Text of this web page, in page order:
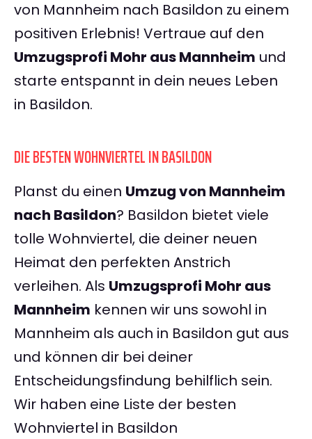
von Mannheim nach Basildon zu einem
positiven Erlebnis! Vertraue auf den
Umzugsprofi Mohr aus Mannheim und
starte entspannt in dein neues Leben
in Basildon.
DIE BESTEN WOHNVIERTEL IN BASILDON
Planst du einen Umzug von Mannheim
nach Basildon? Basildon bietet viele
tolle Wohnviertel, die deiner neuen
Heimat den perfekten Anstrich
verleihen. Als Umzugsprofi Mohr aus
Mannheim kennen wir uns sowohl in
Mannheim als auch in Basildon gut aus
und können dir bei deiner
Entscheidungsfindung behilflich sein.
Wir haben eine Liste der besten
Wohnviertel in Basildon